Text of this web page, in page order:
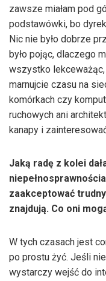
zawsze miałam pod
podstawówki, bo
Nic nie było dobrze
było pojąc, dlaczego
wszystko
marnujcie czasu na
komórkach czy
ruchowych ani
kanapy i
Jaką radę z kolei
zaakceptować
znajdują. Co oni
W tych czasach jest
po prostu żyć. Jeśli
wystarczy wejść do